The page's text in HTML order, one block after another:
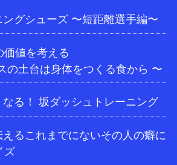
グシューズ 〜短距離選手編〜
価値を考える
の土台は身体をつくる食から 〜
る！ 坂ダッシュトレーニング
るこれまでにないその人の癖に
ズ